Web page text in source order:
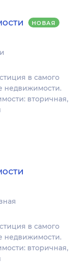
НОВАЯ
в самого
недвижимости.
вторичная,
в самого
недвижимости.
вторичная,